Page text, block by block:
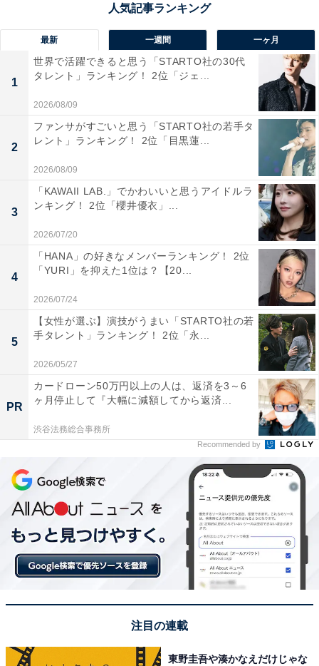
1位：鴨川温泉／61票
千葉県南部の鴨川温泉は、太平洋に面した絶好のロケー
ションにあり、海を眺めながら温泉に浸かるぜいたくを
味わえるスポットです。特に宿泊施設の多くがオーシャ
ンビューで、朝焼けや夕日を浴びながらの入浴は非日常
感たっぷり。鴨川シーワールドや海岸沿いのドライブを
楽しむ観光客でにぎわい、家族旅行にも最適です。温泉
だけでなくレジャーも充実しているため、1日中楽しめ
る“夏のリゾート温泉地”として支持を集めています。
回答者からは「オーシャンビューの宿が多く、房総の海
景色に癒やされるから」(20代男性／兵庫県)、「鴨川の
ゆったりした雰囲気と気持ちよい自然の中で寛げる温泉
だと思うから」(40代女性／埼玉県)、「温泉を楽しんだ
後は、鴨川シーワールドまで足を延ばしたいです」(50代
女性／埼玉県)といった声が集まりました。
※回答者からのコメントは原文ママです
この記事の筆者：坂上 恵
All About ニュース編集部の編集者。SNSトレンドやSEO
ライティングに熟達し、現在は旅行・カルチャー・エン
タメなどを担当。東京都出身、居酒屋巡りとスポーツ観
戦が趣味。
次ページ 8位までのランキング結果を見る
最新 一週間 一ヶ月
1
世界で活躍できると思う「STARTO社の30代
タレント」ランキング！ 2位「ジェ...
2026/08/09
2
ファンサがすごいと思う「STARTO社の若手タ
レント」ランキング！ 2位「目黒蓮...
2026/08/09
3
「KAWAII LAB.」でかわいいと思うアイドルラ
ンキング！ 2位「櫻井優衣」...
2026/07/20
4
「HANA」の好きなメンバーランキング！ 2位
「YURI」を抑えた1位は？【20...
2026/07/24
5
【女性が選ぶ】演技がうまい「STARTO社の若
手タレント」ランキング！ 2位「永...
2026/05/27
PR
カードローン50万円以上の人は、返済を3～6
ヶ月停止して『大幅に減額してから返済...
渋谷法務総合事務所
Recommended by
注目の連載
東野圭吾や湊かなえだけじゃな